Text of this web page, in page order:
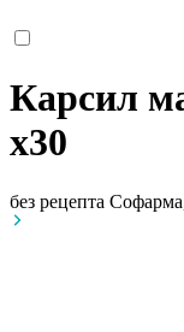
Карсил
x30
без рецепта